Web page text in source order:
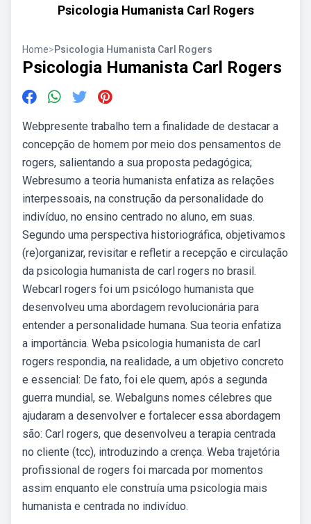
Psicologia Humanista Carl Rogers
Home>Psicologia Humanista Carl Rogers
Psicologia Humanista Carl Rogers
Webpresente trabalho tem a finalidade de destacar a
concepção de homem por meio dos pensamentos de
rogers, salientando a sua proposta pedagógica;
Webresumo a teoria humanista enfatiza as relações
interpessoais, na construção da personalidade do
indivíduo, no ensino centrado no aluno, em suas.
Segundo uma perspectiva historiográfica, objetivamos
(re)organizar, revisitar e refletir a recepção e circulação
da psicologia humanista de carl rogers no brasil.
Webcarl rogers foi um psicólogo humanista que
desenvolveu uma abordagem revolucionária para
entender a personalidade humana. Sua teoria enfatiza
a importância. Weba psicologia humanista de carl
rogers respondia, na realidade, a um objetivo concreto
e essencial: De fato, foi ele quem, após a segunda
guerra mundial, se. Webalguns nomes célebres que
ajudaram a desenvolver e fortalecer essa abordagem
são: Carl rogers, que desenvolveu a terapia centrada
no cliente (tcc), introduzindo a crença. Weba trajetória
profissional de rogers foi marcada por momentos
assim enquanto ele construía uma psicologia mais
humanista e centrada no indivíduo.